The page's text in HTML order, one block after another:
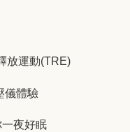
放運動(TRE)
儀體驗
夜好眠